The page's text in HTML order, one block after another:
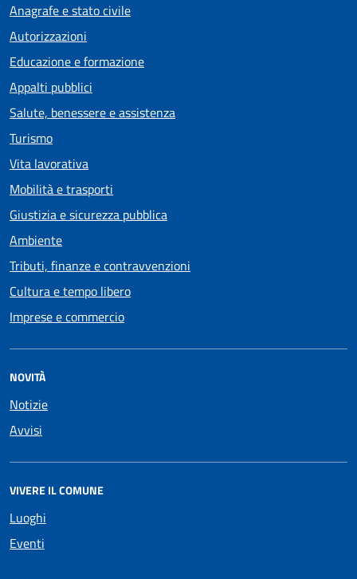
Anagrafe e stato civile
Autorizzazioni
Educazione e formazione
Appalti pubblici
Salute, benessere e assistenza
Turismo
Vita lavorativa
Mobilità e trasporti
Giustizia e sicurezza pubblica
Ambiente
Tributi, finanze e contravvenzioni
Cultura e tempo libero
Imprese e commercio
NOVITÀ
Notizie
Avvisi
VIVERE IL COMUNE
Luoghi
Eventi